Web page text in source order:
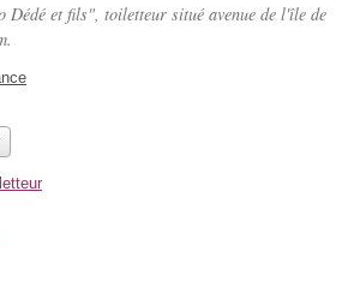
Dédé et fils", toiletteur situé avenue de l'île de